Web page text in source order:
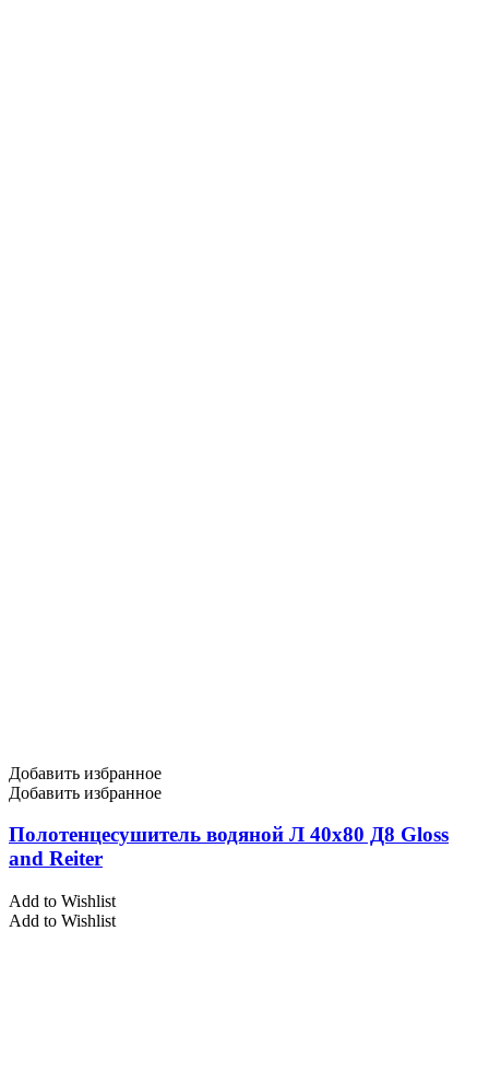
Добавить избранное
Добавить избранное
Полотенцесушитель водяной Л 40х80 Д8 Gloss
and Reiter
Add to Wishlist
Add to Wishlist